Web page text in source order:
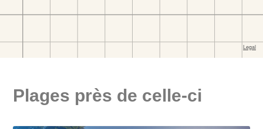
Plages près de celle-ci